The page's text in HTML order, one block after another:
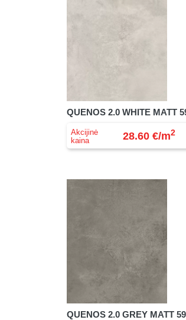
QUENOS 2.0 WHITE MATT
Akcijinė
kaina
28.60 €/m2
QUENOS 2.0 GREY MATT